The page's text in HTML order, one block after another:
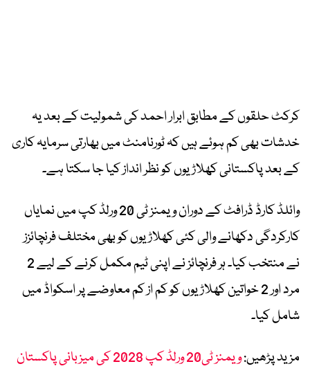
کرکٹ حلقوں کے مطابق ابرار احمد کی شمولیت کے بعد یہ
خدشات بھی کم ہوئے ہیں کہ ٹورنامنٹ میں بھارتی سرمایہ کاری
کے بعد پاکستانی کھلاڑیوں کو نظر انداز کیا جا سکتا ہے۔
وائلڈ کارڈ ڈرافٹ کے دوران ویمنز ٹی 20 ورلڈ کپ میں نمایاں
کارکردگی دکھانے والی کئی کھلاڑیوں کو بھی مختلف فرنچائزز
نے منتخب کیا۔ ہر فرنچائز نے اپنی ٹیم مکمل کرنے کے لیے 2
مرد اور 2 خواتین کھلاڑیوں کو کم از کم معاوضے پر اسکواڈ میں
شامل کیا۔
مزید پڑھیں:
ویمنز ٹی20 ورلڈ کپ 2028 کی میزبانی پاکستان